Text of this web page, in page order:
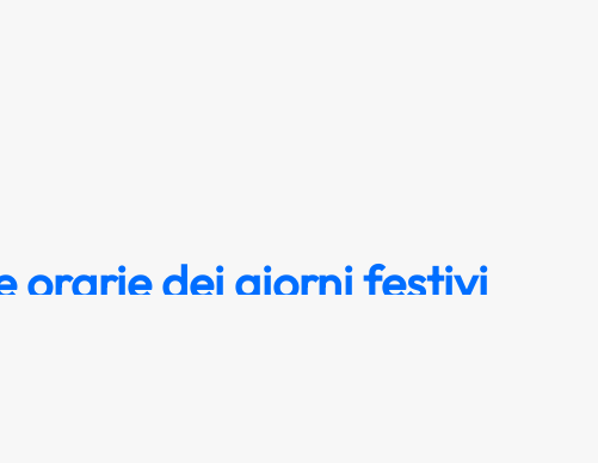
orarie dei giorni festivi